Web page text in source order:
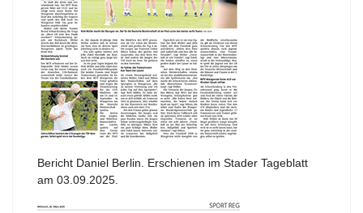
Bericht Daniel Berlin. Erschienen im Stader Tageblatt
am 03.09.2025.